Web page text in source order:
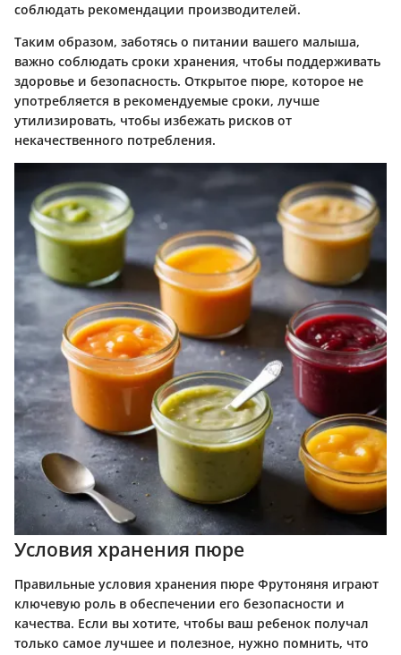
соблюдать рекомендации производителей.
Таким образом, заботясь о питании вашего малыша,
важно соблюдать сроки хранения, чтобы поддерживать
здоровье и безопасность. Открытое пюре, которое не
употребляется в рекомендуемые сроки, лучше
утилизировать, чтобы избежать рисков от
некачественного потребления.
Условия хранения пюре
Правильные условия хранения пюре Фрутоняня играют
ключевую роль в обеспечении его безопасности и
качества. Если вы хотите, чтобы ваш ребенок получал
только самое лучшее и полезное, нужно помнить, что